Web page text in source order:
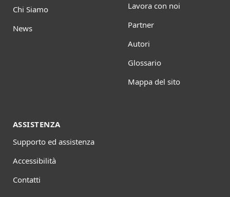
Chi Siamo
News
Lavora con noi
Partner
Autori
Glossario
Mappa del sito
ASSISTENZA
Supporto ed assistenza
Accessibilità
Contatti